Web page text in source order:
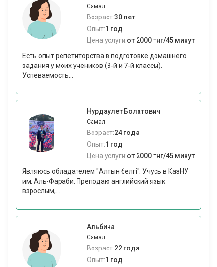
Самал
Возраст:30 лет
Опыт:1 год
Цена услуги:от 2000 тнг/45 минут
Есть опыт репетиторства в подготовке домашнего
задания у моих учеников (3-й и 7-й классы).
Успеваемость...
Нурдаулет Болатович
Самал
Возраст:24 года
Опыт:1 год
Цена услуги:от 2000 тнг/45 минут
Являюсь обладателем "Алтын белгі". Учусь в КазНУ
им. Аль-Фараби. Преподаю английский язык
взрослым,...
Альбина
Самал
Возраст:22 года
Опыт:1 год